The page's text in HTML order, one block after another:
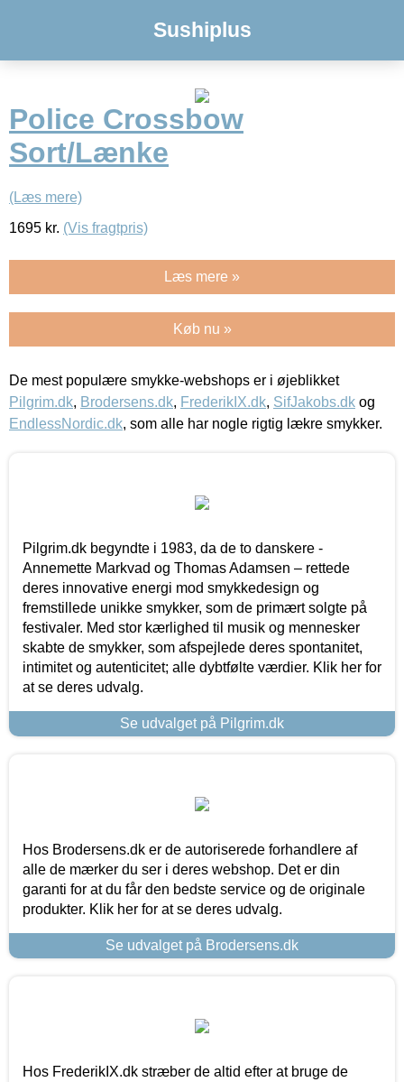
Sushiplus
Police Crossbow
Sort/Lænke
(Læs mere)
1695 kr. (Vis fragtpris)
Læs mere »
Køb nu »
De mest populære smykke-webshops er i øjeblikket
Pilgrim.dk, Brodersens.dk, FrederikIX.dk, SifJakobs.dk og
EndlessNordic.dk, som alle har nogle rigtig lækre smykker.
Pilgrim.dk begyndte i 1983, da de to danskere -
Annemette Markvad og Thomas Adamsen – rettede
deres innovative energi mod smykkedesign og
fremstillede unikke smykker, som de primært solgte på
festivaler. Med stor kærlighed til musik og mennesker
skabte de smykker, som afspejlede deres spontanitet,
intimitet og autenticitet; alle dybtfølte værdier. Klik her for
at se deres udvalg.
Se udvalget på Pilgrim.dk
Hos Brodersens.dk er de autoriserede forhandlere af
alle de mærker du ser i deres webshop. Det er din
garanti for at du får den bedste service og de originale
produkter. Klik her for at se deres udvalg.
Se udvalget på Brodersens.dk
Hos FrederikIX.dk stræber de altid efter at bruge de